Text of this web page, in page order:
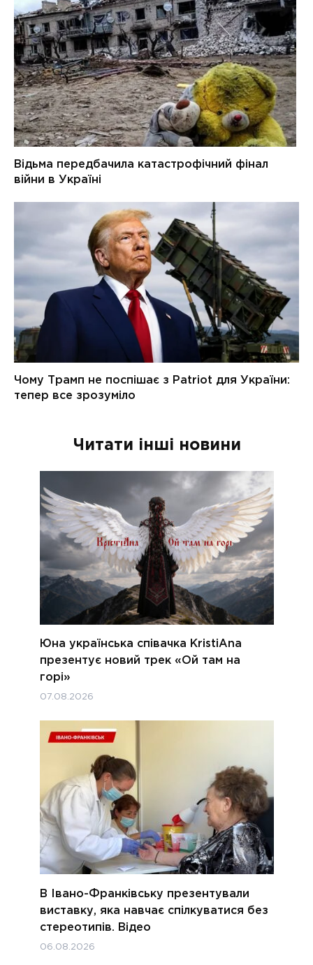
Читати інші новини
Юна українська співачка KristiAna
презентує новий трек «Ой там на
горі»
07.08.2026
В Івано-Франківську презентували
виставку, яка навчає спілкуватися без
стереотипів. Відео
06.08.2026